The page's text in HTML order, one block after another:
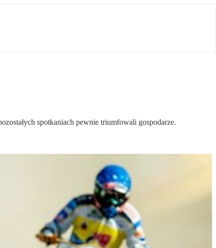
spotkaniach pewnie triumfowali gospodarze.